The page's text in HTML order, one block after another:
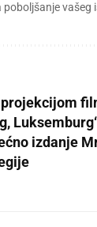
poboljšanje
izdanje